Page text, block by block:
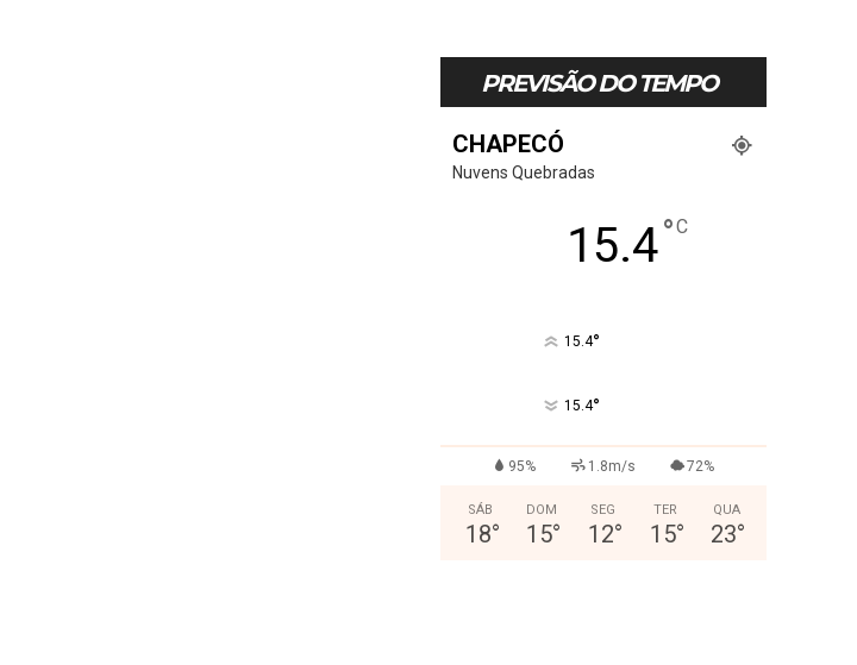
PREVISÃO DO TEMPO
CHAPECÓ
Nuvens Quebradas
15.4°C
15.4°
15.4°
95% 1.8m/s 72%
SÁB
18°
DOM
15°
SEG
12°
TER
15°
QUA
23°